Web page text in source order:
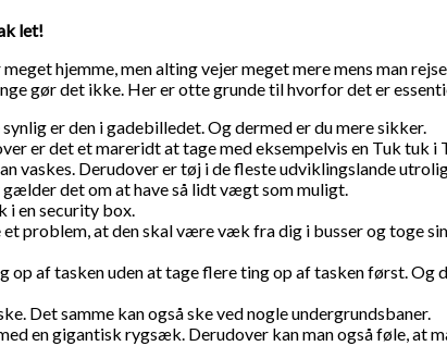
let!
hjemme, men alting vejer meget mere mens man
gør det ikke. Her er otte grunde til hvorfor det er
er den i gadebilledet. Og dermed er du mere sikker.
er det et mareridt at tage med eksempelvis en Tuk tuk i
vaskes. Derudover er tøj i de fleste udviklingslande
det om at have så lidt vægt som muligt.
i en security box.
problem, at den skal være væk fra dig i busser og toge
af tasken uden at tage flere ting op af tasken først.
Det samme kan også ske ved nogle undergrundsbaner.
en gigantisk rygsæk. Derudover kan man også føle, at